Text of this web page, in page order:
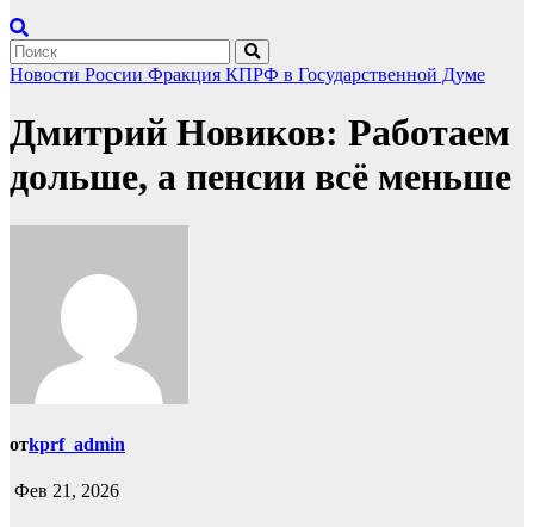
Новости России Фракция КПРФ в Государственной Думе
Дмитрий Новиков: Работаем
дольше, а пенсии всё меньше
отkprf_admin
Фев 21, 2026